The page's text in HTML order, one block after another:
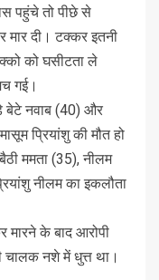
पहुंचे तो पीछे से
दी। टक्कर इतनी
को घसीटता ले
गई।
नवाब (40) और
प्रियांशु की मौत हो
ममता (35), नीलम
नीलम का इकलौता
के बाद आरोपी
चालक नशे में धुत्त था।